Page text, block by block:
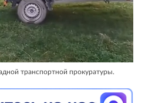
транспортной прокуратуры.